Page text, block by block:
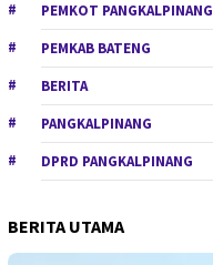
PEMKOT PANGKALPINANG
PEMKAB BATENG
BERITA
PANGKALPINANG
DPRD PANGKALPINANG
BERITA UTAMA